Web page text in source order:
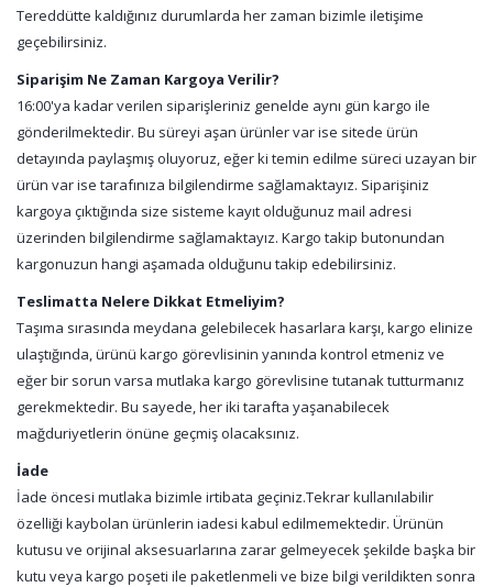
Tereddütte kaldığınız durumlarda her zaman bizimle iletişime
geçebilirsiniz.
Siparişim Ne Zaman Kargoya Verilir?
16:00'ya kadar verilen siparişleriniz genelde aynı gün kargo ile
gönderilmektedir. Bu süreyi aşan ürünler var ise sitede ürün
detayında paylaşmış oluyoruz, eğer ki temin edilme süreci uzayan bir
ürün var ise tarafınıza bilgilendirme sağlamaktayız. Siparişiniz
kargoya çıktığında size sisteme kayıt olduğunuz mail adresi
üzerinden bilgilendirme sağlamaktayız. Kargo takip butonundan
kargonuzun hangi aşamada olduğunu takip edebilirsiniz.
Teslimatta Nelere Dikkat Etmeliyim?
Taşıma sırasında meydana gelebilecek hasarlara karşı, kargo elinize
ulaştığında, ürünü kargo görevlisinin yanında kontrol etmeniz ve
eğer bir sorun varsa mutlaka kargo görevlisine tutanak tutturmanız
gerekmektedir. Bu sayede, her iki tarafta yaşanabilecek
mağduriyetlerin önüne geçmiş olacaksınız.
İade
İade öncesi mutlaka bizimle irtibata geçiniz.Tekrar kullanılabilir
özelliği kaybolan ürünlerin iadesi kabul edilmemektedir. Ürünün
kutusu ve orijinal aksesuarlarına zarar gelmeyecek şekilde başka bir
kutu veya kargo poşeti ile paketlenmeli ve bize bilgi verildikten sonra